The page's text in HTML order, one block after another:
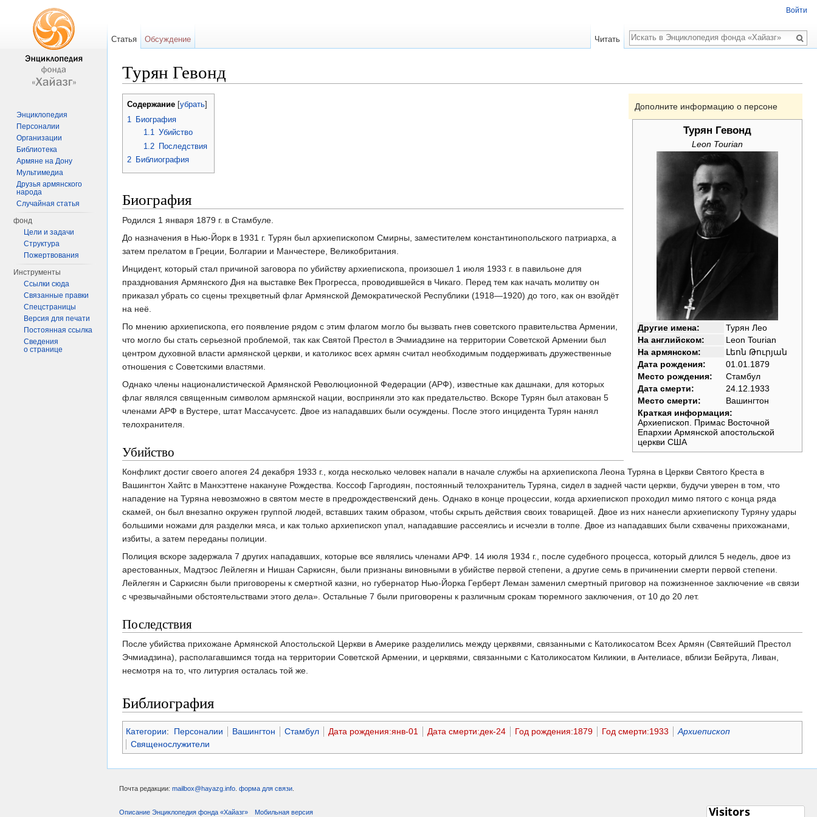
Турян Гевонд
Дополните информацию о персоне
Турян Гевонд
Leon Tourian
Другие имена:
Турян Лео
На английском:
Leon Tourian
На армянском:
Լեոն Թուրյան
Дата рождения:
01.01.1879
Место рождения:
Стамбул
Дата смерти:
24.12.1933
Место смерти:
Вашингтон
Краткая информация:
Архиепископ. Примас Восточной
Епархии Армянской апостольской
церкви США
Содержание убрать
1 Биография
1.1 Убийство
1.2
Последствия
2 Библиография
Биография
Родился 1 января 1879 г. в Стамбуле.
До назначения в Нью-Йорк в 1931 г. Турян был архиепископом Смирны, заместителем константинопольского патриарха, а
затем прелатом в Греции, Болгарии и Манчестере, Великобритания.
Инцидент, который стал причиной заговора по убийству архиепископа, произошел 1 июля 1933 г. в павильоне для
празднования Армянского Дня на выставке Век Прогресса, проводившейся в Чикаго. Перед тем как начать молитву он
приказал убрать со сцены трехцветный флаг Армянской Демократической Республики (1918—1920) до того, как он взойдёт
на неё.
По мнению архиепископа, его появление рядом с этим флагом могло бы вызвать гнев советского правительства Армении,
что могло бы стать серьезной проблемой, так как Святой Престол в Эчмиадзине на территории Советской Армении был
центром духовной власти армянской церкви, и католикос всех армян считал необходимым поддерживать дружественные
отношения с Советскими властями.
Однако члены националистической Армянской Революционной Федерации (АРФ), известные как дашнаки, для которых
флаг являлся священным символом армянской нации, восприняли это как предательство. Вскоре Турян был атакован 5
членами АРФ в Вустере, штат Массачусетс. Двое из нападавших были осуждены. После этого инцидента Турян нанял
телохранителя.
Убийство
Конфликт достиг своего апогея 24 декабря 1933 г., когда несколько человек напали в начале службы на архиепископа Леона Туряна в Церкви Святого Креста в
Вашингтон Хайтс в Манхэттене накануне Рождества. Коссоф Гаргодиян, постоянный телохранитель Туряна, сидел в задней части церкви, будучи уверен в том, что
нападение на Туряна невозможно в святом месте в предрождественский день. Однако в конце процессии, когда архиепископ проходил мимо пятого с конца ряда
скамей, он был внезапно окружен группой людей, вставших таким образом, чтобы скрыть действия своих товарищей. Двое из них нанесли архиепископу Туряну удары
большими ножами для разделки мяса, и как только архиепископ упал, нападавшие рассеялись и исчезли в толпе. Двое из нападавших были схвачены прихожанами,
избиты, а затем переданы полиции.
Полиция вскоре задержала 7 других нападавших, которые все являлись членами АРФ. 14 июля 1934 г., после судебного процесса, который длился 5 недель, двое из
арестованных, Мадтэос Лейлегян и Нишан Саркисян, были признаны виновными в убийстве первой степени, а другие семь в причинении смерти первой степени.
Лейлегян и Саркисян были приговорены к смертной казни, но губернатор Нью-Йорка Герберт Леман заменил смертный приговор на пожизненное заключение «в связи
с чрезвычайными обстоятельствами этого дела». Остальные 7 были приговорены к различным срокам тюремного заключения, от 10 до 20 лет.
Последствия
После убийства прихожане Армянской Апостольской Церкви в Америке разделились между церквями, связанными с Католикосатом Всех Армян (Святейший Престол
Эчмиадзина), располагавшимся тогда на территории Советской Армении, и церквями, связанными с Католикосатом Киликии, в Антелиасе, вблизи Бейрута, Ливан,
несмотря на то, что литургия осталась той же.
Библиография
Категории: Персоналии Вашингтон Стамбул Дата рождения:янв-01 Дата смерти:дек-24 Год рождения:1879 Год смерти:1933
Архиепископ
Священослужители
Войти
Статья Обсуждение Читать
Поиск
Энциклопедия
Персоналии
Организации
Библиотека
Армяне на Дону
Мультимедиа
Друзья армянского
народа
Случайная статья
фонд
Цели и задачи
Структура
Пожертвования
Инструменты
Ссылки сюда
Связанные правки
Спецстраницы
Версия для печати
Постоянная ссылка
Сведения
о странице
Почта редакции: mailbox@hayazg.info форма для связи
Описание Энциклопедия фонда «Хайазг» Мобильная версия